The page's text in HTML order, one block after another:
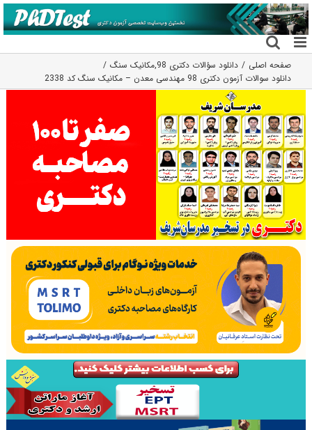
رفتن
به
محتوا
صفحه اصلی دانلود سؤالات دکتری 98 ,مکانیک سنگ
دانلود سوالات آزمون دکتری 98 مهندسی معدن – مکانیک سنگ کد 2338